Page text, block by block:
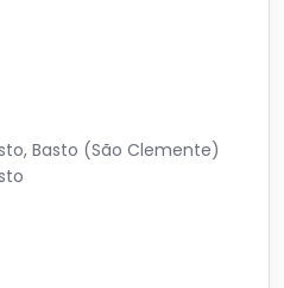
Basto (São Clemente)